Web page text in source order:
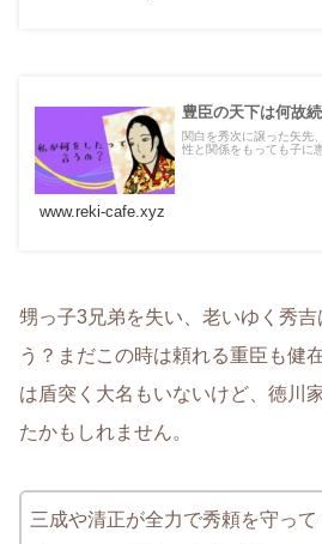
豊臣の天下は何故
関白を秀次に譲った矢先
性と関係をもっても子に
www.reki-cafe.xyz
甥っ子3兄弟を失い、老いゆく秀吉
う？まだこの時は頼れる重臣も健
は盾突く大名もいないけど、徳川
たかもしれません。
三成や清正が全力で秀頼を守って